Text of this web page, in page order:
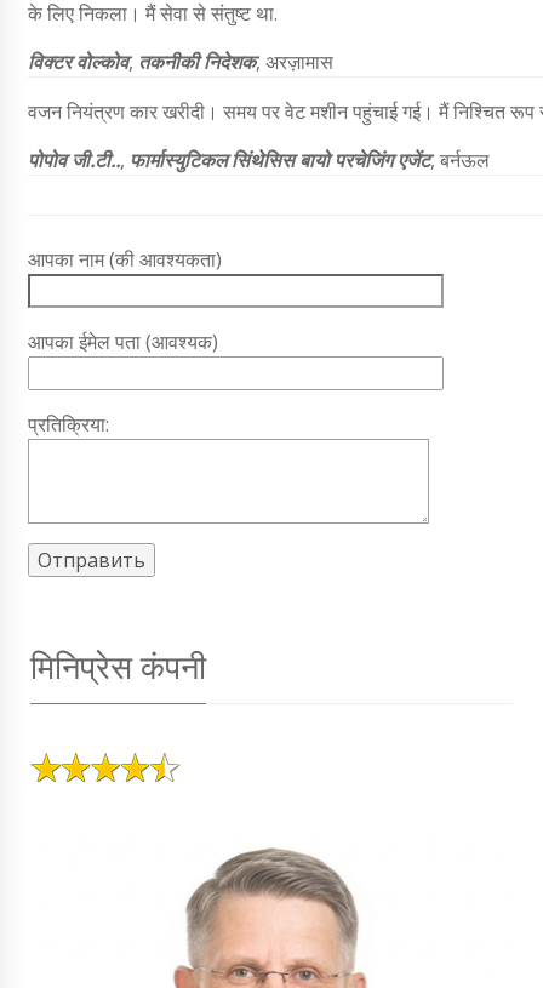
के लिए निकला। मैं सेवा से संतुष्ट था.
विक्टर वोल्कोव, तकनीकी निदेशक, अरज़ामास
वजन नियंत्रण कार खरीदी। समय पर वेट मशीन पहुंचाई गई। मैं निश्चित
पोपोव जी.टी.., फार्मास्युटिकल सिंथेसिस बायो परचेजिंग एजेंट, बर्नऊल
आपका नाम (की आवश्यकता)
आपका ईमेल पता (आवश्यक)
प्रतिक्रिया:
मिनिप्रेस कंपनी